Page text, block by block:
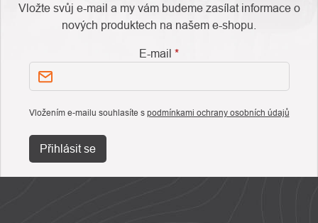
Vložte svůj e-mail a my vám budeme zasílat informace o
nových produktech na našem e-shopu.
E-mail
Vložením e-mailu souhlasíte s podmínkami ochrany osobních údajů
Přihlásit se